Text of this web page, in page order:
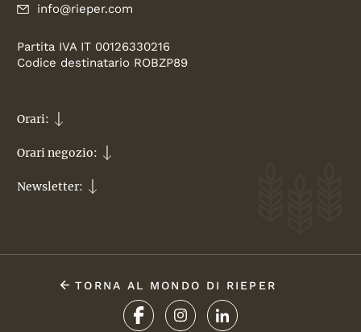
info@rieper.com
Partita IVA IT 00126330216
Codice destinatario ROBZP89
Orari:
Orari negozio:
Newsletter:
TORNA AL MONDO DI RIEPER